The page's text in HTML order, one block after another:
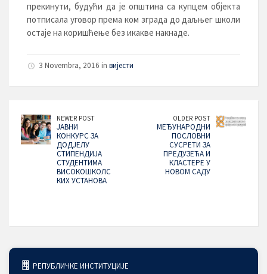
прекинути, будући да је општина са купцем објекта
потписала уговор према ком зграда до даљњег школи
остаје на коришћење без икакве накнаде.
3 Novembra, 2016 in вијести
NEWER POST
ЈАВНИ
КОНКУРС ЗА
ДОДЈЕЛУ
СТИПЕНДИЈА
СТУДЕНТИМА
ВИСОКОШКОЛС
КИХ УСТАНОВА
OLDER POST
МЕЂУНАРОДНИ
ПОСЛОВНИ
СУСРЕТИ ЗА
ПРЕДУЗЕЋА И
КЛАСТЕРЕ У
НОВОМ САДУ
РЕПУБЛИЧКЕ ИНСТИТУЦИЈЕ